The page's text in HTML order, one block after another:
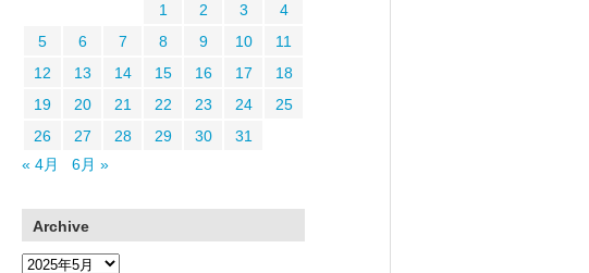
1 2 3
4
5
6 7 8 9 10
11
12
13 14 15 16 17
18
19
20 21 22 23 24
25
26
27 28 29 30
31
« 4月
6月 »
Archive
Archive